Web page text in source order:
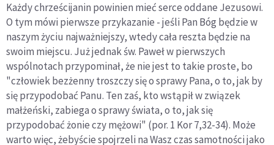
Każdy chrześcijanin powinien mieć serce oddane Jezusowi.
O tym mówi pierwsze przykazanie - jeśli Pan Bóg będzie w
naszym życiu najważniejszy, wtedy cała reszta będzie na
swoim miejscu. Już jednak św. Paweł w pierwszych
wspólnotach przypominał, że nie jest to takie proste, bo
"człowiek bezżenny troszczy się o sprawy Pana, o to, jak by
się przypodobać Panu. Ten zaś, kto wstąpił w związek
małżeński, zabiega o sprawy świata, o to, jak się
przypodobać żonie czy mężowi" (por. 1 Kor 7,32-34). Może
warto więc, żebyście spojrzeli na Wasz czas samotności jako